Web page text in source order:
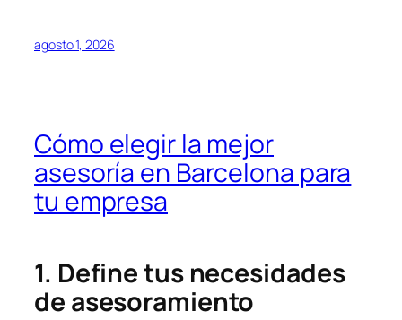
agosto 1, 2026
Cómo elegir la mejor
asesoría en Barcelona para
tu empresa
1. Define tus necesidades
de asesoramiento